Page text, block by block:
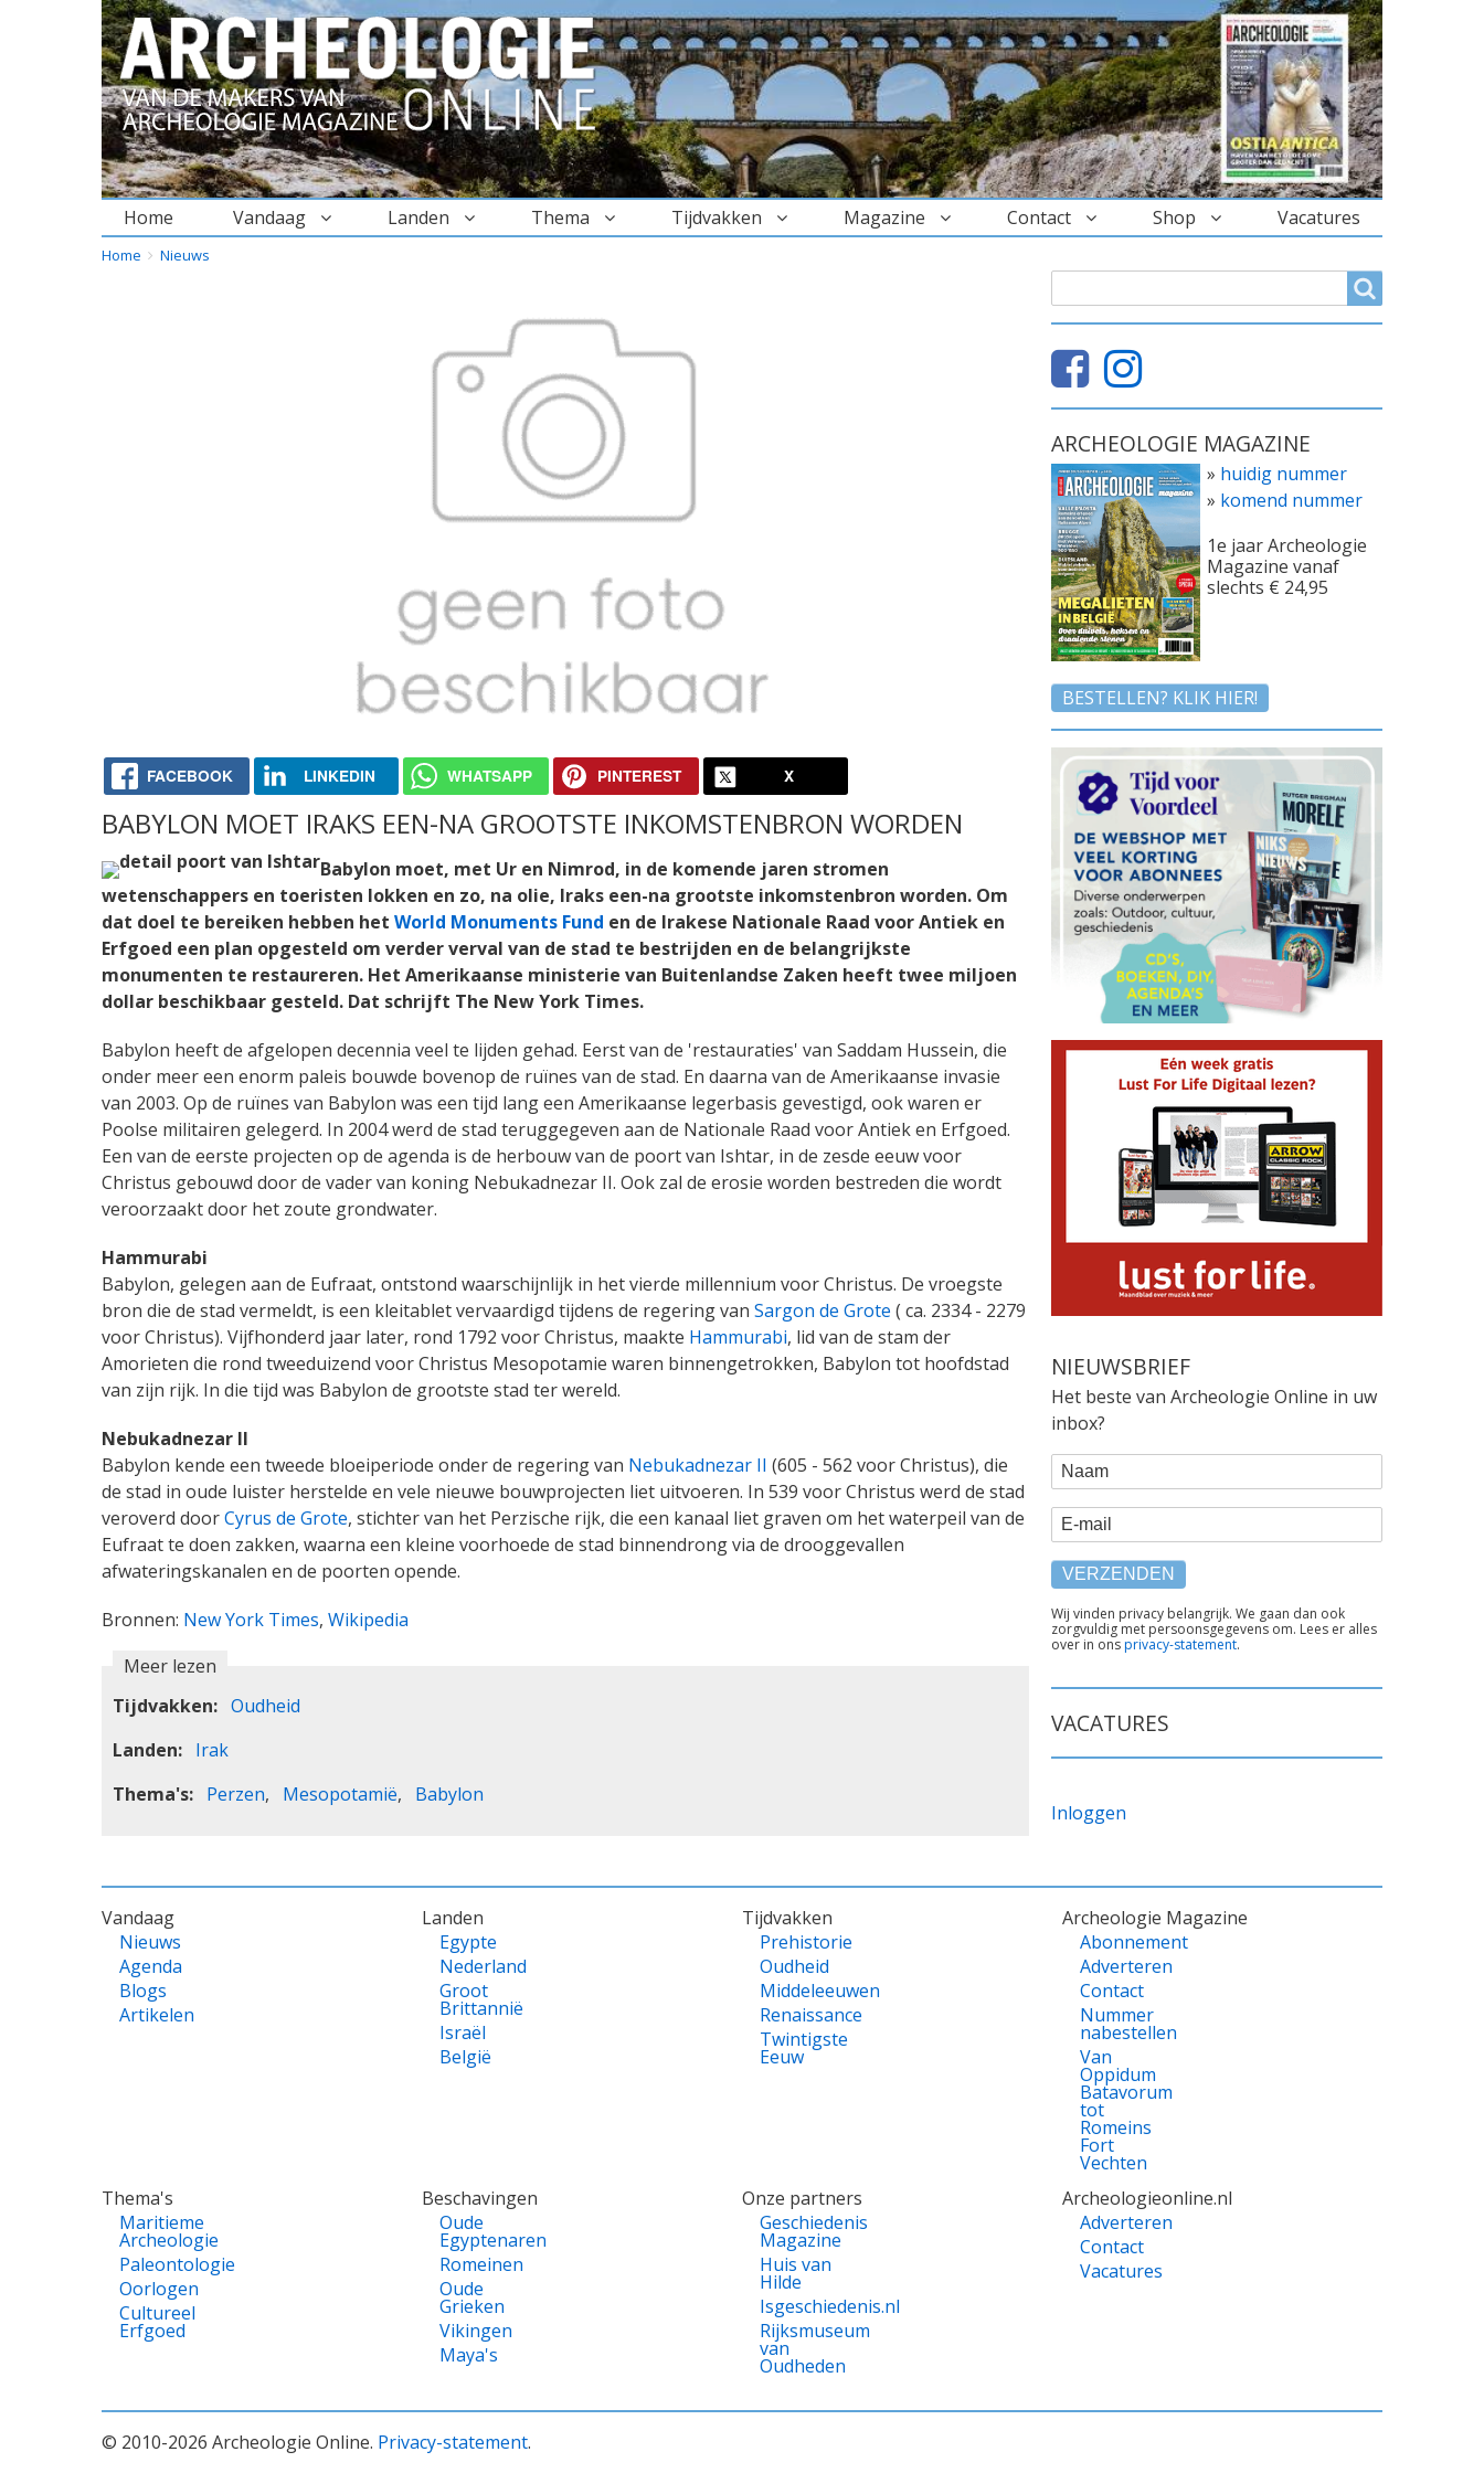
Home Vandaag Landen Thema Tijdvakken Magazine Contact Shop Vacatures
BREADCRUMBS
YOU
Home Nieuws
FACEBOOK LINKEDIN WHATSAPP PINTEREST X
BABYLON MOET IRAKS EEN-NA GROOTSTE INKOMSTENBRON WORDEN
Babylon moet, met Ur en Nimrod, in de komende jaren stromen
wetenschappers en toeristen lokken en zo, na olie, Iraks een-na grootste inkomstenbron worden. Om
dat doel te bereiken hebben het World Monuments Fund en de Irakese Nationale Raad voor Antiek en
Erfgoed een plan opgesteld om verder verval van de stad te bestrijden en de belangrijkste
monumenten te restaureren. Het Amerikaanse ministerie van Buitenlandse Zaken heeft twee miljoen
dollar beschikbaar gesteld. Dat schrijft The New York Times.
Babylon heeft de afgelopen decennia veel te lijden gehad. Eerst van de 'restauraties' van Saddam Hussein, die
onder meer een enorm paleis bouwde bovenop de ruïnes van de stad. En daarna van de Amerikaanse invasie
van 2003. Op de ruïnes van Babylon was een tijd lang een Amerikaanse legerbasis gevestigd, ook waren er
Poolse militairen gelegerd. In 2004 werd de stad teruggegeven aan de Nationale Raad voor Antiek en Erfgoed.
Een van de eerste projecten op de agenda is de herbouw van de poort van Ishtar, in de zesde eeuw voor
Christus gebouwd door de vader van koning Nebukadnezar II. Ook zal de erosie worden bestreden die wordt
veroorzaakt door het zoute grondwater.
Hammurabi
Babylon, gelegen aan de Eufraat, ontstond waarschijnlijk in het vierde millennium voor Christus. De vroegste
bron die de stad vermeldt, is een kleitablet vervaardigd tijdens de regering van Sargon de Grote ( ca. 2334 - 2279
voor Christus). Vijfhonderd jaar later, rond 1792 voor Christus, maakte Hammurabi, lid van de stam der
Amorieten die rond tweeduizend voor Christus Mesopotamie waren binnengetrokken, Babylon tot hoofdstad
van zijn rijk. In die tijd was Babylon de grootste stad ter wereld.
Nebukadnezar II
Babylon kende een tweede bloeiperiode onder de regering van Nebukadnezar II (605 - 562 voor Christus), die
de stad in oude luister herstelde en vele nieuwe bouwprojecten liet uitvoeren. In 539 voor Christus werd de stad
veroverd doorCyrus de Grote, stichter van het Perzische rijk, die een kanaal liet graven om het waterpeil van de
Eufraat te doen zakken, waarna een kleine voorhoede de stad binnendrong via de drooggevallen
afwateringskanalen en de poorten opende.
Bronnen: New York Times, Wikipedia
Meer lezen
Tijdvakken
Oudheid
Landen
Irak
Thema's
Perzen Mesopotamië Babylon
ARCHEOLOGIE MAGAZINE
» huidig nummer
» komend nummer
1e jaar Archeologie
Magazine vanaf
slechts € 24,95
BESTELLEN? KLIK HIER!
NIEUWSBRIEF
Het beste van Archeologie Online in uw
inbox?
WEBFORM
Naam
E-mail
TEKST
ONDER
FORMULIER
Wij vinden privacy belangrijk. We gaan dan ook
zorgvuldig met persoonsgegevens om. Lees er alles
over in onsprivacy-statement.
VACATURES
Inloggen
VOET
Vandaag
Nieuws
Agenda
Blogs
Artikelen
Landen
Egypte
Nederland
Groot
Brittannië
Israël
België
Tijdvakken
Prehistorie
Oudheid
Middeleeuwen
Renaissance
Twintigste
Eeuw
Archeologie Magazine
Abonnement
Adverteren
Contact
Nummer
nabestellen
Van
Oppidum
Batavorum
tot
Romeins
Fort
Vechten
Thema's
Maritieme
Archeologie
Paleontologie
Oorlogen
Cultureel
Erfgoed
Beschavingen
Oude
Egyptenaren
Romeinen
Oude
Grieken
Vikingen
Maya's
Onze partners
Geschiedenis
Magazine
Huis van
Hilde
Isgeschiedenis.nl
Rijksmuseum
van
Oudheden
Archeologieonline.nl
Adverteren
Contact
Vacatures
© 2010-2026 Archeologie Online. Privacy-statement.